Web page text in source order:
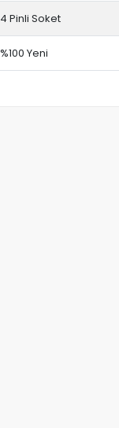
4 Pinli Soket
%100 Yeni